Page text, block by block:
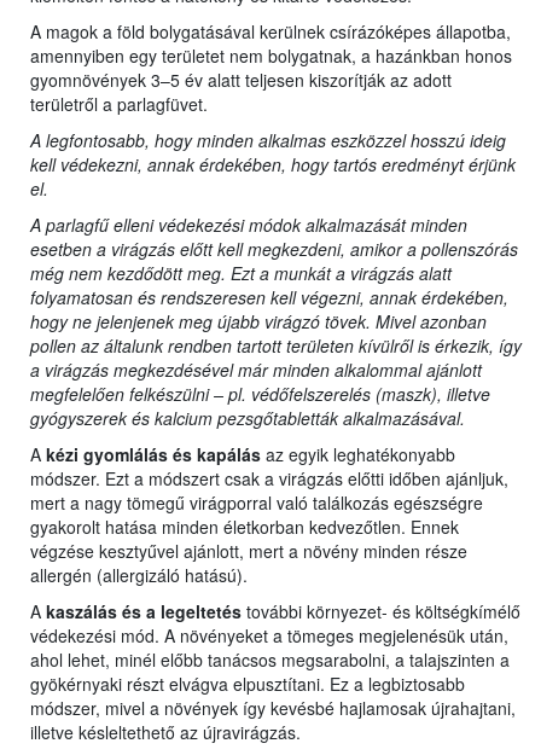
A magok a föld bolygatásával kerülnek csírázóképes állapotba,
amennyiben egy területet nem bolygatnak, a hazánkban honos
gyomnövények 3–5 év alatt teljesen kiszorítják az adott
területről a parlagfüvet.
A legfontosabb, hogy minden alkalmas eszközzel hosszú ideig
kell védekezni, annak érdekében, hogy tartós eredményt érjünk
el.
A parlagfű elleni védekezési módok alkalmazását minden
esetben a virágzás előtt kell megkezdeni, amikor a pollenszórás
még nem kezdődött meg. Ezt a munkát a virágzás alatt
folyamatosan és rendszeresen kell végezni, annak érdekében,
hogy ne jelenjenek meg újabb virágzó tövek. Mivel azonban
pollen az általunk rendben tartott területen kívülről is érkezik, így
a virágzás megkezdésével már minden alkalommal ajánlott
megfelelően felkészülni – pl. védőfelszerelés (maszk), illetve
gyógyszerek és kalcium pezsgőtabletták alkalmazásával.
A kézi gyomlálás és kapálás az egyik leghatékonyabb
módszer. Ezt a módszert csak a virágzás előtti időben ajánljuk,
mert a nagy tömegű virágporral való találkozás egészségre
gyakorolt hatása minden életkorban kedvezőtlen. Ennek
végzése kesztyűvel ajánlott, mert a növény minden része
allergén (allergizáló hatású).
A kaszálás és a legeltetés további környezet- és költségkímélő
védekezési mód. A növényeket a tömeges megjelenésük után,
ahol lehet, minél előbb tanácsos megsarabolni, a talajszinten a
gyökérnyaki részt elvágva elpusztítani. Ez a legbiztosabb
módszer, mivel a növények így kevésbé hajlamosak újrahajtani,
illetve késleltethető az újravirágzás.